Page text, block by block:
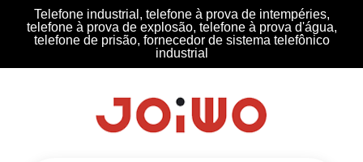
Telefone industrial, telefone à prova de intempéries,
telefone à prova de explosão, telefone à prova d'água,
telefone de prisão, fornecedor de sistema telefônico
industrial